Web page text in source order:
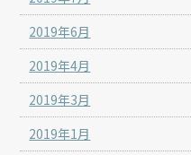
2019年6月
2019年4月
2019年3月
2019年1月